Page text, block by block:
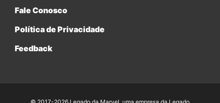
Fale Conosco
Política de Privacidade
Feedback